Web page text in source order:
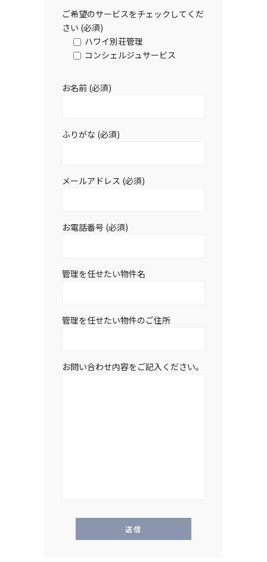
ご希望のサービスをチェックしてくだ
さい (必須)
ハワイ別荘管理
コンシェルジュサービス
お名前 (必須)
ふりがな (必須)
メールアドレス (必須)
お電話番号 (必須)
管理を任せたい物件名
管理を任せたい物件のご住所
お問い合わせ内容をご記入ください。